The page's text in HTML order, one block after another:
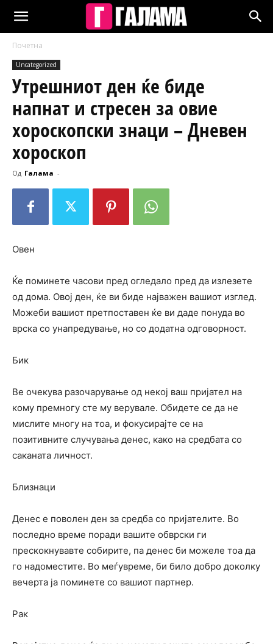
Почетна
Uncategorized
Утрешниот ден ќе биде
напнат и стресен за овие
хороскопски знаци – Дневен
хороскоп
Од Галама -
Овен
Ќе поминете часови пред огледало пред да излезете
од дома. Овој ден, ќе ви биде најважен вашиот изглед.
Можеби вашиот претпоставен ќе ви даде понуда во
врска со унапредување, но со додатна одговорност.
Бик
Ве очекува разочарување од некој ваш пријател на
кому премногу сте му верувале. Обидете се да не
мислите многу на тоа, и фокусирајте се на
позитивните случувања денес, како на средбата со
саканата личност.
Близнаци
Денес е поволен ден за средба со пријателите. Во
последно време поради вашите обврски ги
прескокнувавте собирите, па денес би можеле тоа да
го надоместите. Во меѓувреме, би било добро доколку
вечерта ја поминете со вашиот партнер.
Рак